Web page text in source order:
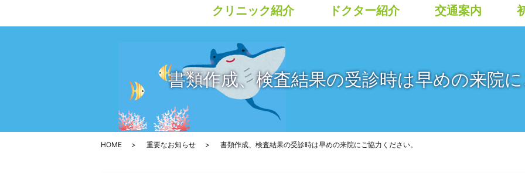
クリニック紹介 ドクター紹介 交通案内
書類作成、検査結果の受診時は早めの来院に
HOME 重要なお知らせ 書類作成、検査結果の受診時は早めの来院にご協力ください。